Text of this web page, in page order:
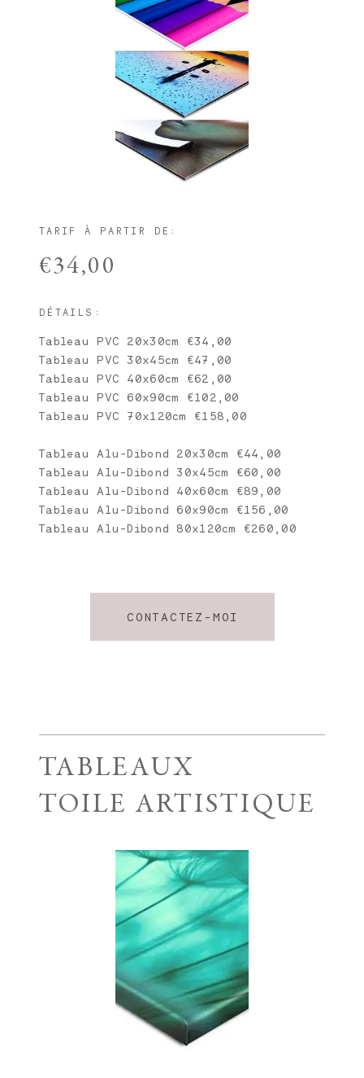
CONTACTEZ-MOI
TARIF À PARTIR DE:
€34,00
DÉTAILS:
Tableau PVC 20x30cm €34,00
Tableau PVC 30x45cm €47,00
Tableau PVC 40x60cm €62,00
Tableau PVC 60x90cm €102,00
Tableau PVC 70x120cm €158,00
Tableau Alu-Dibond 20x30cm €44,00
Tableau Alu-Dibond 30x45cm €60,00
Tableau Alu-Dibond 40x60cm €89,00
Tableau Alu-Dibond 60x90cm €156,00
Tableau Alu-Dibond 80x120cm €260,00
TABLEAUX
TOILE ARTISTIQUE